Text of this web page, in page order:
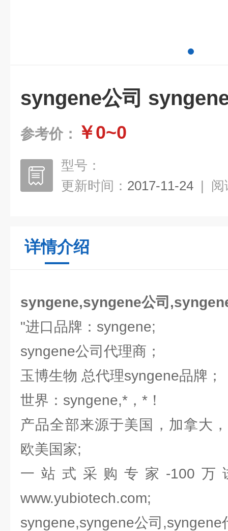
syngene公司
参考价： ￥0~0
型号：
更新时间： 2017-11-24 | 阅
详情介绍
syngene,syngene公司
"进口品牌：syngene;
syngene公司代理商；
玉博生物 总代理syngene品牌
世界：syngene,*，*！
产品全部来源于美国，加拿大
欧美国家;
一站式采购专家-100万
www.yubiotech.com;
syngene,syngene公司